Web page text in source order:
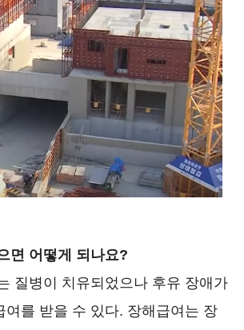
면 어떻게 되나요?
질병이 치유되었으나 후유 장애가
여를 받을 수 있다. 장해급여는 장